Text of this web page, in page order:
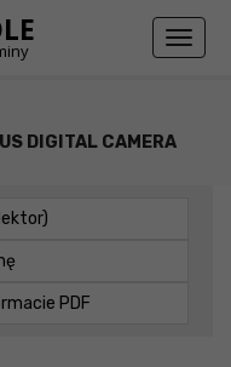
Toggle
DIGITAL CAMERA
PDF